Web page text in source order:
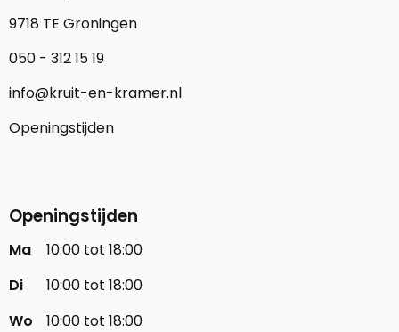
9718 TE Groningen
050 - 312 15 19
info@kruit-en-kramer.nl
Openingstijden
Openingstijden
Ma
10:00 tot 18:00
Di
10:00 tot 18:00
Wo
10:00 tot 18:00